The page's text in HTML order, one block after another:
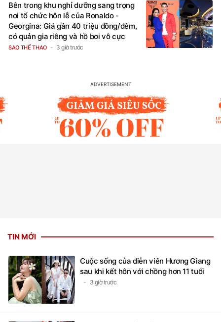
Bên trong khu nghỉ dưỡng sang trọng
nơi tổ chức hôn lễ của Ronaldo -
Georgina: Giá gần 40 triệu đồng/đêm,
có quản gia riêng và hồ bơi vô cực
SAO THỂ THAO 3 giờ trước
TIN MỚI
Cuộc sống của diễn viên Hương Giang
sau khi kết hôn với chồng hơn 11 tuổi
3 giờ trước